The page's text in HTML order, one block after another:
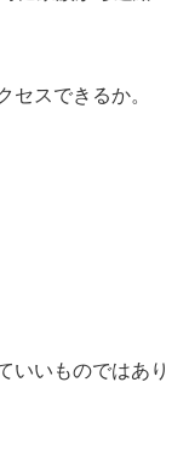
セスできるか。
いいものではあり